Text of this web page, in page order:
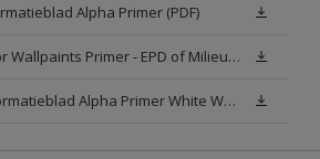
Alpha Primer (PDF)
Sikkens Interior Wallpaints Primer - EPD of Milieuproductverklaring
Veiligheidsinformatieblad Alpha Primer White W05 (MSDS)